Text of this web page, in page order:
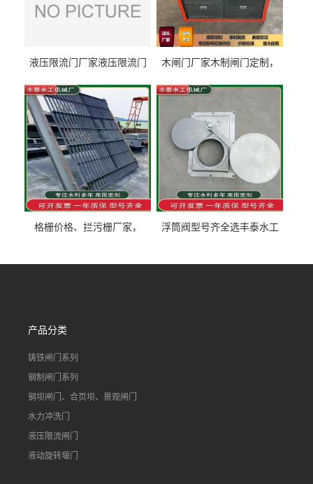
液压限流门厂家液压限流门
泰制造
木闸门厂家木制闸门定制，
型号齐全
格栅价格、拦污栅厂家，
浮筒阀型号齐全选丰泰水工
道水库电站污水处理钢制闸
产品分类
铸铁闸门系列
钢制闸门系列
钢坝闸门、合页坝、景观闸门
水力冲洗门
液压限流闸门
液动旋转堰门